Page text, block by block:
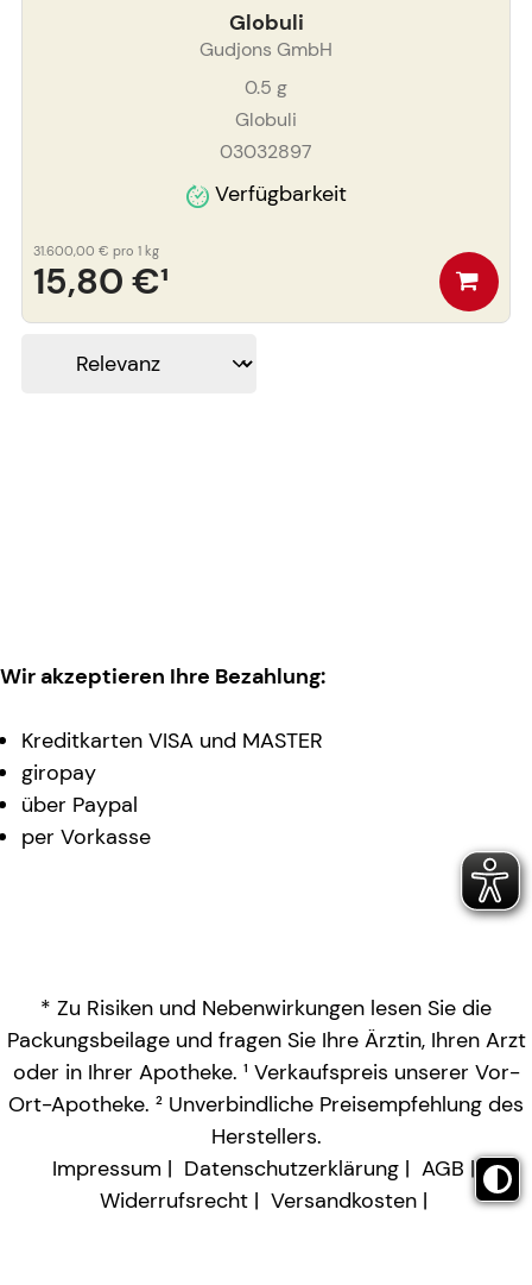
Globuli
Gudjons GmbH
0.5 g
Globuli
03032897
Verfügbarkeit
15,80 €¹
31.600,00 € pro 1 kg
Wir akzeptieren Ihre Bezahlung:
Kreditkarten VISA und MASTER
giropay
über Paypal
per Vorkasse
* Zu Risiken und Nebenwirkungen lesen Sie die
Packungsbeilage und fragen Sie Ihre Ärztin, Ihren Arzt
oder in Ihrer Apotheke. ¹ Verkaufspreis unserer Vor-
Ort-Apotheke. ² Unverbindliche Preisempfehlung des
Herstellers.
Impressum
Datenschutzerklärung
AGB
Widerrufsrecht
Versandkosten